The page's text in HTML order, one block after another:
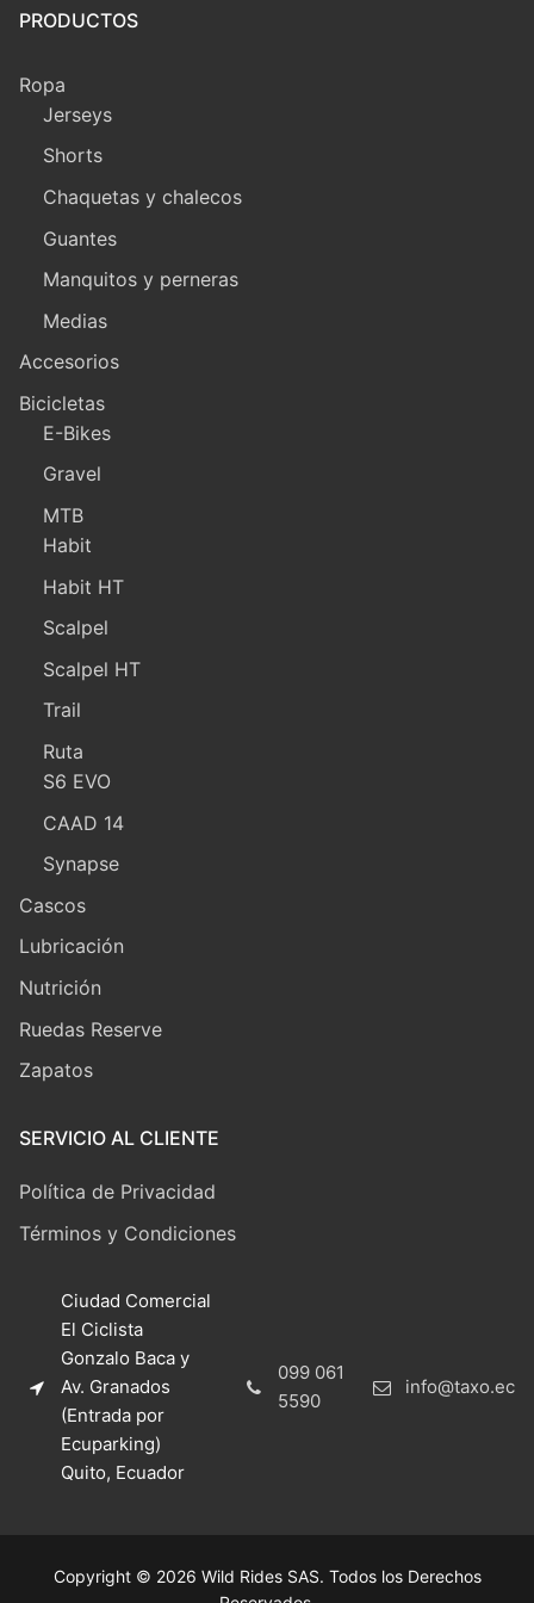
PRODUCTOS
Ropa
Jerseys
Shorts
Chaquetas y chalecos
Guantes
Manquitos y perneras
Medias
Accesorios
Bicicletas
E-Bikes
Gravel
MTB
Habit
Habit HT
Scalpel
Scalpel HT
Trail
Ruta
S6 EVO
CAAD 14
Synapse
Cascos
Lubricación
Nutrición
Ruedas Reserve
Zapatos
SERVICIO AL CLIENTE
Política de Privacidad
Términos y Condiciones
Ciudad Comercial
El Ciclista
Gonzalo Baca y
Av. Granados
(Entrada por
Ecuparking)
Quito, Ecuador
099 061
5590
info@taxo.ec
Copyright © 2026 Wild Rides SAS. Todos los Derechos